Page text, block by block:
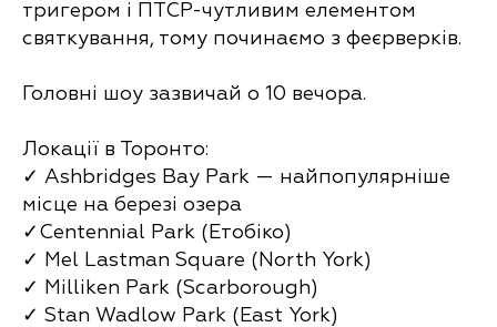
тригером і ПТСР-чутливим елементом
святкування, тому починаємо з феєрверків.
Головні шоу зазвичай о 10 вечора.
Локації в Торонто:
✓ Ashbridges Bay Park — найпопулярніше
місце на березі озера
✓Centennial Park (Етобіко)
✓ Mel Lastman Square (North York)
✓ Milliken Park (Scarborough)
✓ Stan Wadlow Park (East York)